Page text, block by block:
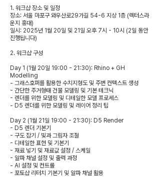
1. 워크샵 장소 및 일정
장소: 서울 마포구 와우산로29가길 54-6 지상 1층 (렉터스라
운지 홍대)
일시: 2025년 1월 20일 및 21일 오후 7시 - 10시 (2일 동안
진행됩니다)
2. 워크샵 구성
Day 1 (1월 20일 19:00 - 21:30): Rhino + GH
Modelling
- 그래스호퍼를 활용한 수치지형도 및 주변 컨텍스트 생성
- 간단한 주거형태 건물 모델링 및 기본 테크닉
- 렌더를 위한 모델링 및 디테일한 모델 프로세스
- D5 렌더를 위한 모델링 및 레이어 정리 팁
Day 2 (1월 21일 19:00 - 21:30): D5 Render
- D5 렌더 기본기
- 구도 잡기 / 빛과 그림자 조절
- 디테일한 표현 및 기본기
- 재료 넣기 및 재료값 설정 / 스케일
- 알파 채널 설정 및 출력 과정
- AI 설정 및 컨트롤
- 포토샵 리터치 기본기 및 알파 채널 활용